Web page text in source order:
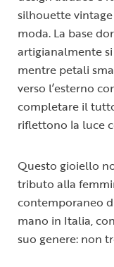
silhouette
moda. La base
artigianalmente
mentre petali
verso l’esterno
completare il
riflettono la luce
Questo gioiello
tributo alla
contemporaneo
mano in Italia,
suo genere: non